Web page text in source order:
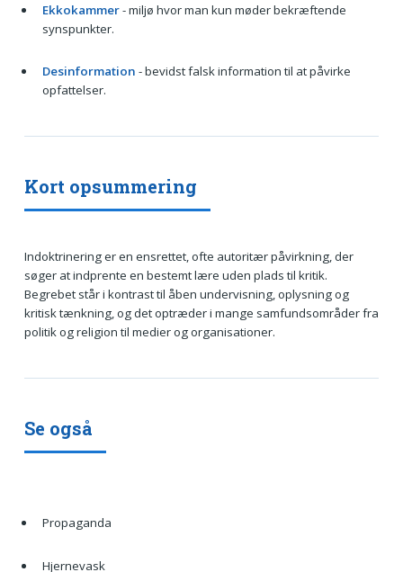
Ekkokammer- miljø hvor man kun møder bekræftende
synspunkter.
Desinformation - bevidst falsk information til at påvirke
opfattelser.
Kort opsummering
Indoktrinering er en ensrettet, ofte autoritær påvirkning, der
søger at indprente en bestemt lære uden plads til kritik.
Begrebet står i kontrast til åben undervisning, oplysning og
kritisk tænkning, og det optræder i mange samfundsområder fra
politik og religion til medier og organisationer.
Se også
Propaganda
Hjernevask